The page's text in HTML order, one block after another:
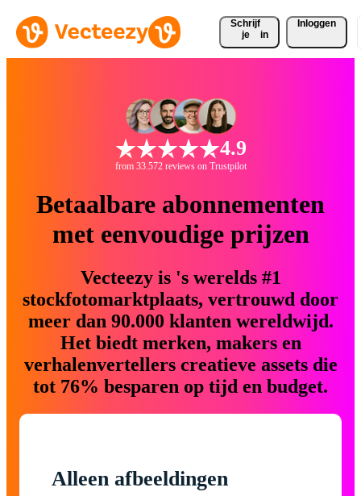
Schrijf
je
in
Inloggen
4.9
from 33.572 reviews on Trustpilot
Betaalbare abonnementen
met eenvoudige prijzen
Vecteezy is 's werelds #1
stockfotomarktplaats, vertrouwd door
meer dan 90.000 klanten wereldwijd.
Het biedt merken, makers en
verhalenvertellers creatieve assets die
tot 76% besparen op tijd en budget.
Alleen afbeeldingen